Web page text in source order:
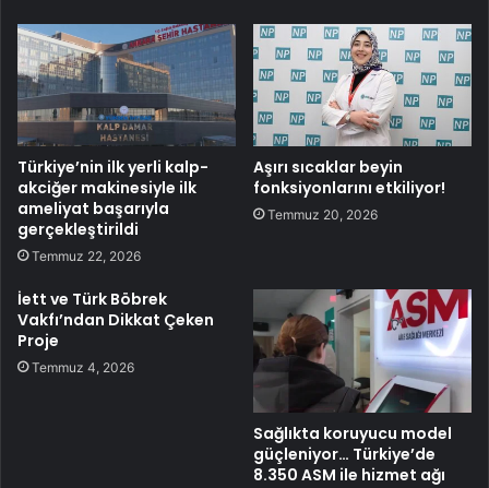
Türkiye’nin ilk yerli kalp-
akciğer makinesiyle ilk
ameliyat başarıyla
gerçekleştirildi
Temmuz 22, 2026
Aşırı sıcaklar beyin
fonksiyonlarını etkiliyor!
Temmuz 20, 2026
İett ve Türk Böbrek
Vakfı’ndan Dikkat Çeken
Proje
Temmuz 4, 2026
Sağlıkta koruyucu model
güçleniyor… Türkiye’de
8.350 ASM ile hizmet ağı